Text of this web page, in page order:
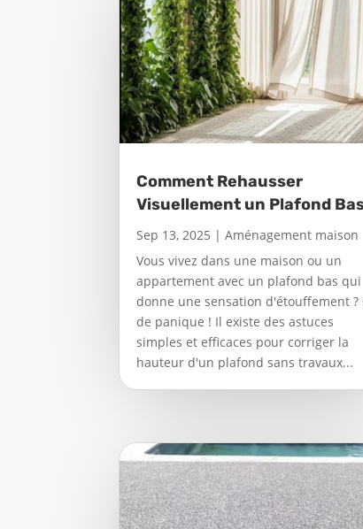
Comment Rehausser
Visuellement un Plafond
Sep 13, 2025 |Aménagement maison
Vous vivez dans une maison ou un
appartement avec un plafond bas qui
donne une sensation d'étouffement ?
de panique ! Il existe des astuces
simples et efficaces pour corriger la
hauteur d'un plafond sans travaux...